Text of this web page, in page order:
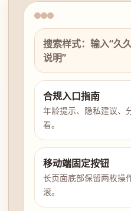
搜索样式：输入“久
说明”
合规入口指南
年龄提示、隐私建议、
看。
移动端固定按钮
长页面底部保留两枚操
滚。